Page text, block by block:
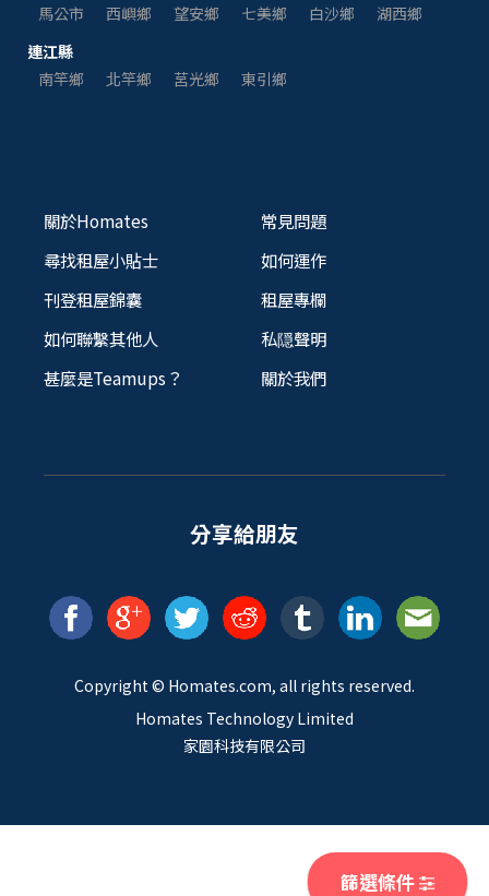
篩選條件
馬公市
西嶼鄉 望安鄉 七美鄉 白沙鄉
湖西鄉
連江縣
南竿鄉
北竿鄉 莒光鄉 東引鄉
關於Homates
尋找租屋小貼士
刊登租屋錦囊
如何聯繫其他人
甚麼是Teamups？
常見問題
如何運作
租屋專欄
私隠聲明
關於我們
分享給朋友
Copyright © Homates.com, all rights reserved.
Homates Technology Limited
家園科技有限公司